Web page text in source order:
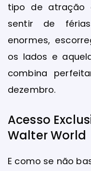
tipo de atração
sentir de
enormes,
os lados e
combina
dezembro.
Acesso
Walter World
E como se não